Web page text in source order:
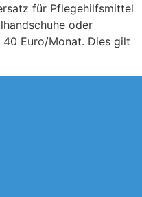
für Pflegehilfsmittel
oder
Euro/Monat. Dies gilt